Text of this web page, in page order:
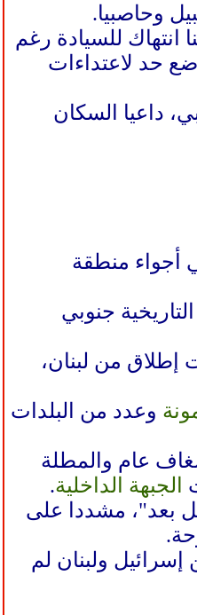
وحاصبيا.
انتهاك للسيادة رغم
حد لاعتداءات
لبنان والبقاع الغربي، داعيا السكان
أجواء منطقة
التاريخية جنوبي
من لبنان،
وعدد من البلدات
عام والمطلة
الجبهة الداخلية.
بعد"، مشددا على
ولبنان لم